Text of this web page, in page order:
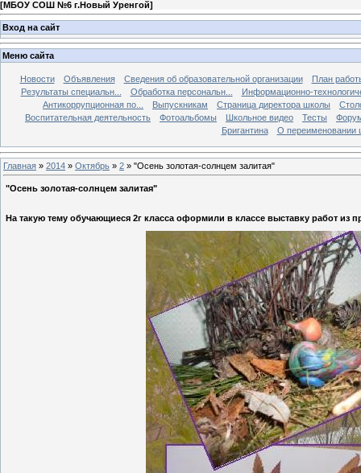
[МБОУ СОШ №6 г.Новый Уренгой]
Вход на сайт
Меню сайта
Новости Объявления Сведения об образовательной организации
План
Результаты специальн...
Обработка персональн...
Информационно-
Антикоррупционная по...
Выпускникам Страница директора школы
Воспитательная деятельность
Фотоальбомы Школьное видео Тесты
Бригантина
О переименовании
Главная » 2014 » Октябрь » 2 » "Осень золотая-солнцем залитая"
"Осень золотая-солнцем залитая"
На такую тему обучающиеся 2г класса оформили в классе выставку работ из